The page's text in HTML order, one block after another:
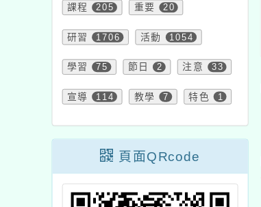
課程 205 重要 20
研習 1706 活動 1054
學習 75 節日 2 注意 33
宣導 114 教學 7 特色 1
頁面QRcode